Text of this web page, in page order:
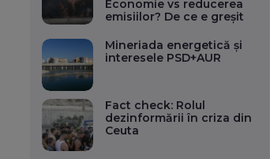
Economie vs reducerea
emisiilor? De ce e greșit
Mineriada energetică și
interesele PSD+AUR
Fact check: Rolul
dezinformării în criza din
Ceuta